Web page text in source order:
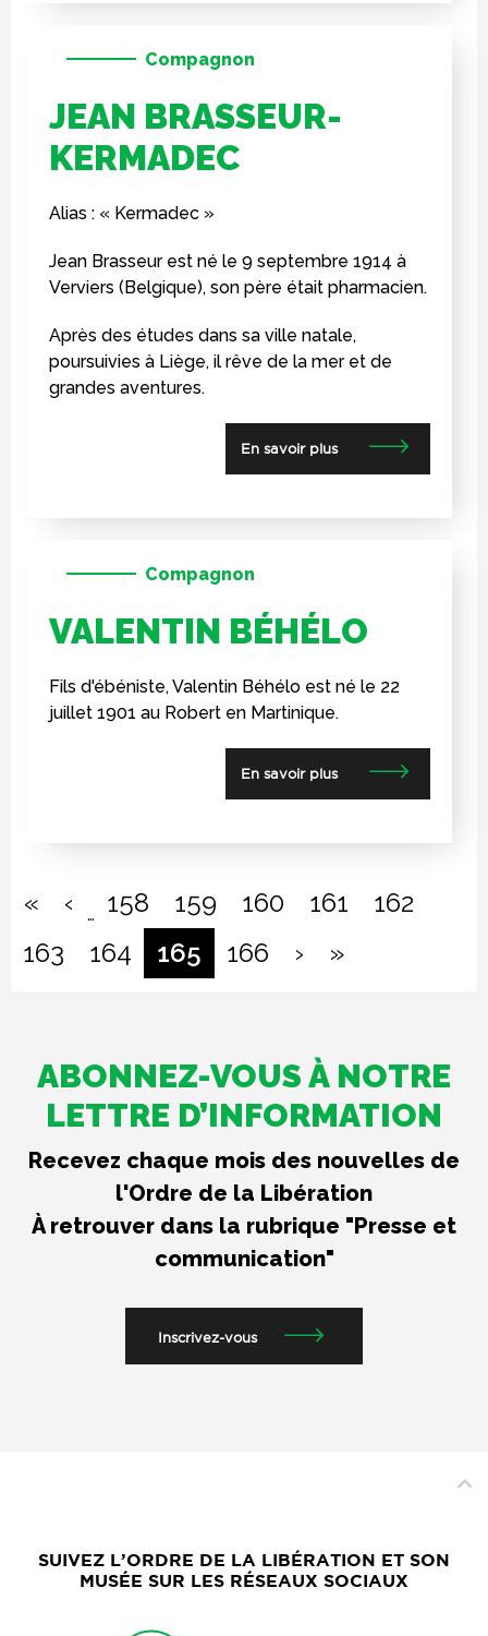
Compagnon
JEAN BRASSEUR-
KERMADEC
Alias : « Kermadec »
Jean Brasseur est né le 9 septembre 1914 à
Verviers (Belgique), son père était pharmacien.
Après des études dans sa ville natale,
poursuivies à Liège, il rêve de la mer et de
grandes aventures.
En savoir plus
Compagnon
VALENTIN BÉHÉLO
Fils d'ébéniste, Valentin Béhélo est né le 22
juillet 1901 au Robert en Martinique.
En savoir plus
« « First
‹ … 158 159 160 161
162
163
164 165 166 › »Last »
ABONNEZ-VOUS À NOTRE
LETTRE D’INFORMATION
Recevez chaque mois des nouvelles de
l'Ordre de la Libération
À retrouver dans la rubrique "Presse et
communication"
Inscrivez-vous
SUIVEZ L’ORDRE DE LA LIBÉRATION ET SON
MUSÉE SUR LES RÉSEAUX SOCIAUX